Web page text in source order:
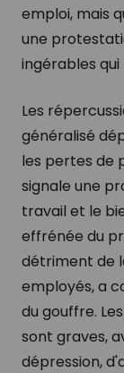
emploi, mais
une
ingérables
Les
généralisé
les pertes de
signale une
travail et le
effrénée du
détriment de
employés, a
du gouffre.
sont graves,
dépression,